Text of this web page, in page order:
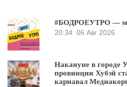
#БОДРОЕУТРО —
20:34 06 Авг 2026
Накануне в городе
провинции Хубэй
карнавал